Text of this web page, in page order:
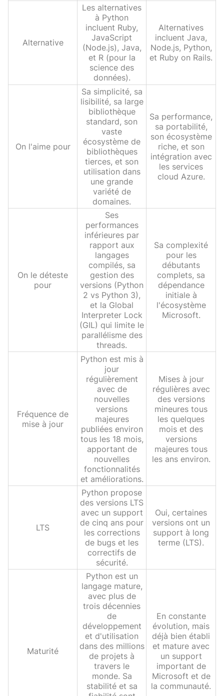
Alternative
Les alternatives
à Python
incluent Ruby,
JavaScript
(Node.js), Java,
et R (pour la
science des
données).
Alternatives
incluent Java,
Node.js, Python,
et Ruby on Rails.
On l'aime pour
Sa simplicité, sa
lisibilité, sa large
bibliothèque
standard, son
vaste
écosystème de
bibliothèques
tierces, et son
utilisation dans
une grande
variété de
domaines.
Sa performance,
sa portabilité,
son écosystème
riche, et son
intégration avec
les services
cloud Azure.
On le déteste
pour
Ses
performances
inférieures par
rapport aux
langages
compilés, sa
gestion des
versions (Python
2 vs Python 3),
et la Global
Interpreter Lock
(GIL) qui limite le
parallélisme des
threads.
Sa complexité
pour les
débutants
complets, sa
dépendance
initiale à
l'écosystème
Microsoft.
Fréquence de
mise à jour
Python est mis à
jour
régulièrement
avec de
nouvelles
versions
majeures
publiées environ
tous les 18 mois,
apportant de
nouvelles
fonctionnalités
et améliorations.
Mises à jour
régulières avec
des versions
mineures tous
les quelques
mois et des
versions
majeures tous
les ans environ.
LTS
Python propose
des versions LTS
avec un support
de cinq ans pour
les corrections
de bugs et les
correctifs de
sécurité.
Oui, certaines
versions ont un
support à long
terme (LTS).
Maturité
Python est un
langage mature,
avec plus de
trois décennies
de
développement
et d'utilisation
dans des millions
de projets à
travers le
monde. Sa
stabilité et sa
En constante
évolution, mais
déjà bien établi
et mature avec
un support
important de
Microsoft et de
la communauté.